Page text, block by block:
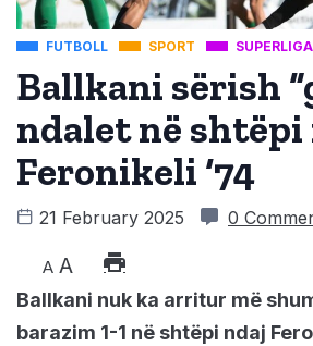
FUTBOLL SPORT
Ballkani sërish
ndalet në shtëpi
Feronikeli ‘74
21 February 2025 0
A A
Ballkani nuk ka arritur më
barazim 1-1 në shtëpi ndaj